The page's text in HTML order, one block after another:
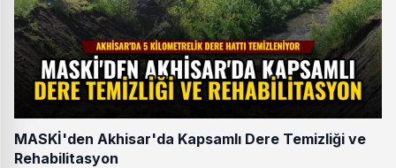
MASKİ'den Akhisar'da Kapsamlı Dere Temizliği ve
Rehabilitasyon